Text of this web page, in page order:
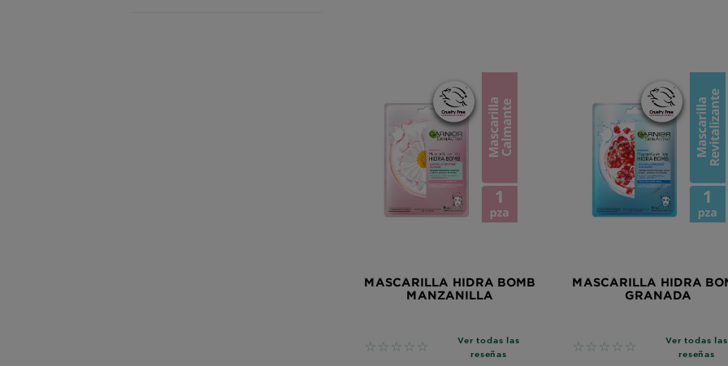
MASCARILLA HIDRA BOMB
MANZANILLA
No reviews
Ver todas las
reseñas
MASCARILLA HIDRA
GRANADA
No reviews
Ver todas las
reseñas